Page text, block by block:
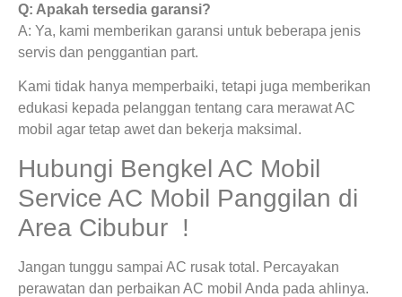
Q: Apakah tersedia garansi?
A: Ya, kami memberikan garansi untuk beberapa jenis
servis dan penggantian part.
Kami tidak hanya memperbaiki, tetapi juga memberikan
edukasi kepada pelanggan tentang cara merawat AC
mobil agar tetap awet dan bekerja maksimal.
Hubungi Bengkel AC Mobil
Service AC Mobil Panggilan di
Area Cibubur !
Jangan tunggu sampai AC rusak total. Percayakan
perawatan dan perbaikan AC mobil Anda pada ahlinya.